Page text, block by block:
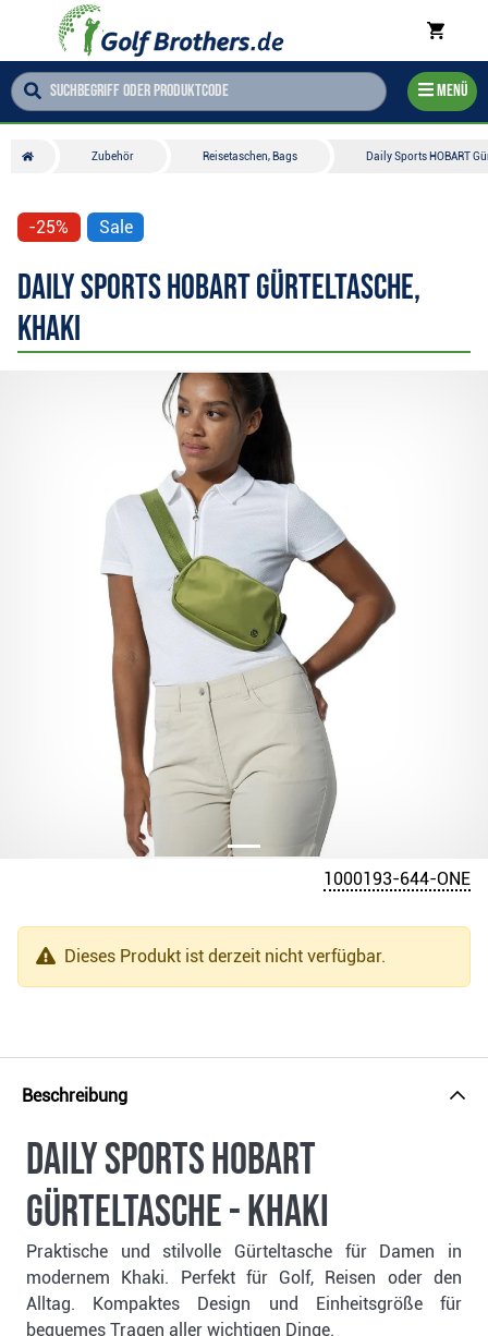
Menü
Zubehör Reisetaschen, Bags Daily Sports HOBART
-25% Sale
Daily Sports HOBART Gürteltasche,
Khaki
1000193-644-ONE
Dieses Produkt ist derzeit nicht verfügbar.
Beschreibung
Daily Sports HOBART
Gürteltasche - Khaki
Praktische und stilvolle Gürteltasche für Damen in
modernem Khaki. Perfekt für Golf, Reisen oder den
Alltag. Kompaktes Design und Einheitsgröße für
bequemes Tragen aller wichtigen Dinge.